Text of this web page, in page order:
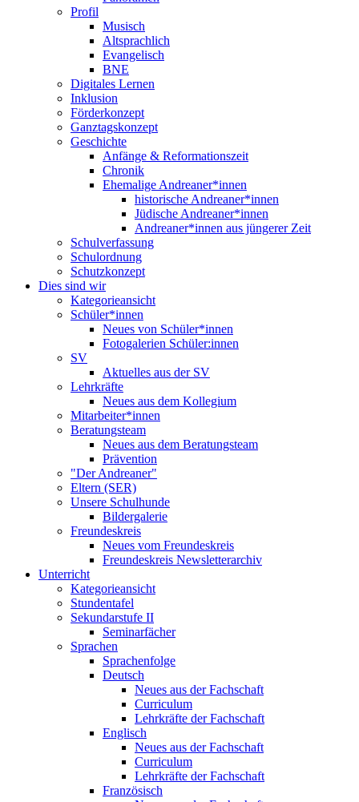
Profil
Musisch
Altsprachlich
Evangelisch
BNE
Digitales Lernen
Inklusion
Förderkonzept
Ganztagskonzept
Geschichte
Anfänge & Reformationszeit
Chronik
Ehemalige Andreaner*innen
historische Andreaner*innen
Jüdische Andreaner*innen
Andreaner*innen aus jüngerer Zeit
Schulverfassung
Schulordnung
Schutzkonzept
Dies sind wir
Kategorieansicht
Schüler*innen
Neues von Schüler*innen
Fotogalerien Schüler:innen
SV
Aktuelles aus der SV
Lehrkräfte
Neues aus dem Kollegium
Mitarbeiter*innen
Beratungsteam
Neues aus dem Beratungsteam
Prävention
"Der Andreaner"
Eltern (SER)
Unsere Schulhunde
Bildergalerie
Freundeskreis
Neues vom Freundeskreis
Freundeskreis Newsletterarchiv
Unterricht
Kategorieansicht
Stundentafel
Sekundarstufe II
Seminarfächer
Sprachen
Sprachenfolge
Deutsch
Neues aus der Fachschaft
Curriculum
Lehrkräfte der Fachschaft
Englisch
Neues aus der Fachschaft
Curriculum
Lehrkräfte der Fachschaft
Französisch